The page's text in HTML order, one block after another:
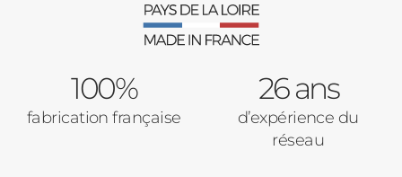
100%
fabrication française
26 ans
d’expérience du
réseau